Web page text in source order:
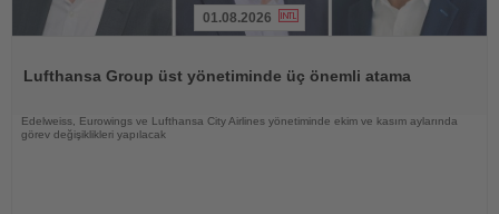
01.08.2026
Lufthansa Group üst yönetiminde üç önemli atama
Edelweiss, Eurowings ve Lufthansa City Airlines yönetiminde ekim ve kasım aylarında
görev değişiklikleri yapılacak